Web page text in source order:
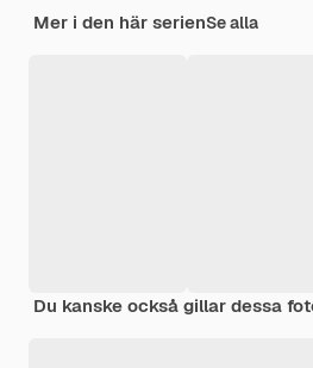
Mer i den här serienSe alla
Du kanske också gillar dessa